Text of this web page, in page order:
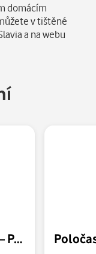
domácím
v tištěné
a na webu
Poločas 2026/27 č.2 Slavia – Pardubice